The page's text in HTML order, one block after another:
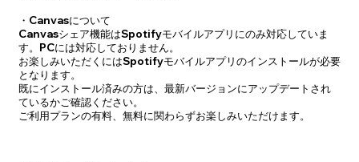
・Canvasについて
Canvasシェア機能はSpotifyモバイルアプリにのみ対応していま
す。PCには対応しておりません。
お楽しみいただくにはSpotifyモバイルアプリのインストールが必要
となります。
既にインストール済みの方は、最新バージョンにアップデートされ
ているかご確認ください。
ご利用プランの有料、無料に関わらずお楽しみいただけます。